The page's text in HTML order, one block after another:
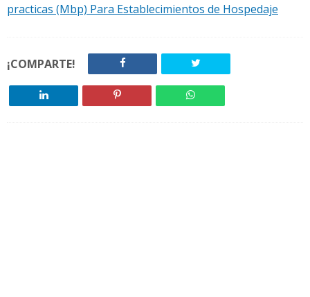
practicas (Mbp) Para Establecimientos de Hospedaje
¡COMPARTE!